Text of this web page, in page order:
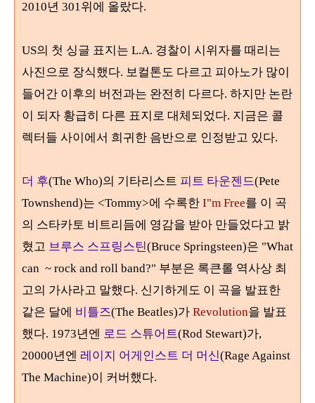
2010년 301위에 올랐다.
US의 첫 싱글 표지는 L.A. 경찰이 시위자를 때리는
사진으로 장식했다. 보컬톤도 다르고 피아노가 많이
들어간 이후의 버전과는 완전히 다르다. 하지만 논란
이 되자 황급히 다른 표지로 대체되었다. 지금은 콜
렉터들 사이에서 희귀한 음반으로 인정받고 있다.
더 후(The Who)의 기타리스트 피트 타운젠드(Pete
Townshend)는 <Tommy>에 수록한 I"m Free를 이 곡
의 스타카토 비트리듬에 영감을 받아 만들었다고 밝
혔고 브루스 스프링스틴(Bruce Springsteen)은 "What
can ~ rock and roll band?" 부분은 록큰롤 역사상 최
고의 가사라고 말했다. 신기하게도 이 곡을 발표한
같은 달에 비틀즈(The Beatles)가 Revolution을 발표
했다. 1973년엔 로드 스튜어트(Rod Stewart)가,
20000년엔 레이지 어게인스트 더 머신(Rage Against
The Machine)이 커버했다.